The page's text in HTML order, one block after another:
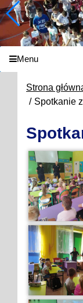
Menu
Strona
Spotkanie